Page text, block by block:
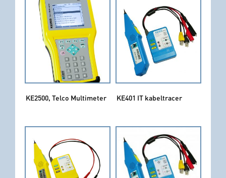
KE2500, Telco Multimeter KE401 IT kabeltracer